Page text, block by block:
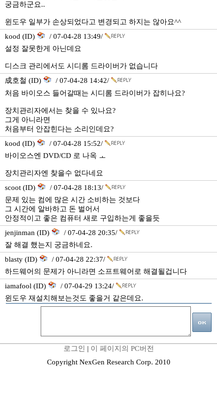
궁금하군요..
윈도우 일부가 손상되었다고 변경되고 하지는 않아요^^
kood (ID)
/ 07-04-28 13:49/
설정 잘못한게 아닌데요
디스크 관리에서도 시디롬 드라이버가 없습니다
成호철 (ID)
/ 07-04-28 14:42/
처음 바이오스 들어갈때는 시디롬 드라이버가 잡히나요?
장치관리자에서는 찾을 수 있나요?
그게 아니라면
처음부터 안잡힌다는 소리인데요?
kood (ID)
/ 07-04-28 15:52/
바이오스엔 DVD/CD 로 나옥 ㅗ
장치관리자엔 찾을수 없다네요
scoot (ID)
/ 07-04-28 18:13/
문제 있는 컴에 많은 시간 소비하는 것보다
그 시간에 알바하고 돈 벌어서
안정적이고 좋은 컴퓨터 새로 구입하는게 좋을듯
jenjinman (ID)
/ 07-04-28 20:35/
잘 해결 했는지 궁금하네요.
blasty (ID)
/ 07-04-28 22:37/
하드웨어의 문제가 아니라면 소프트웨어로 해결될겁니다
iamafool (ID)
/ 07-04-29 13:24/
윈도우 재설치해보는것도 좋을거 같은데요.
로그인 | 이 페이지의 PC버전
Copyright NexGen Research Corp. 2010